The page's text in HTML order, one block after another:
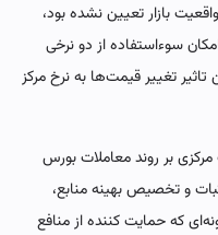
بازار تعیین نشده بود،
سوء‌استفاده از دو نرخی
تاثیر تغییر قیمت‌ها به نرخ مرکز
مرکزی بر روند معاملات بورس
و تخصیص بهینه منابع،
که حمایت کننده از منافع